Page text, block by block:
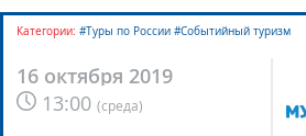
16 октября 2019
13:00 (среда)
Категории: #Туры по России #Событийный туризм